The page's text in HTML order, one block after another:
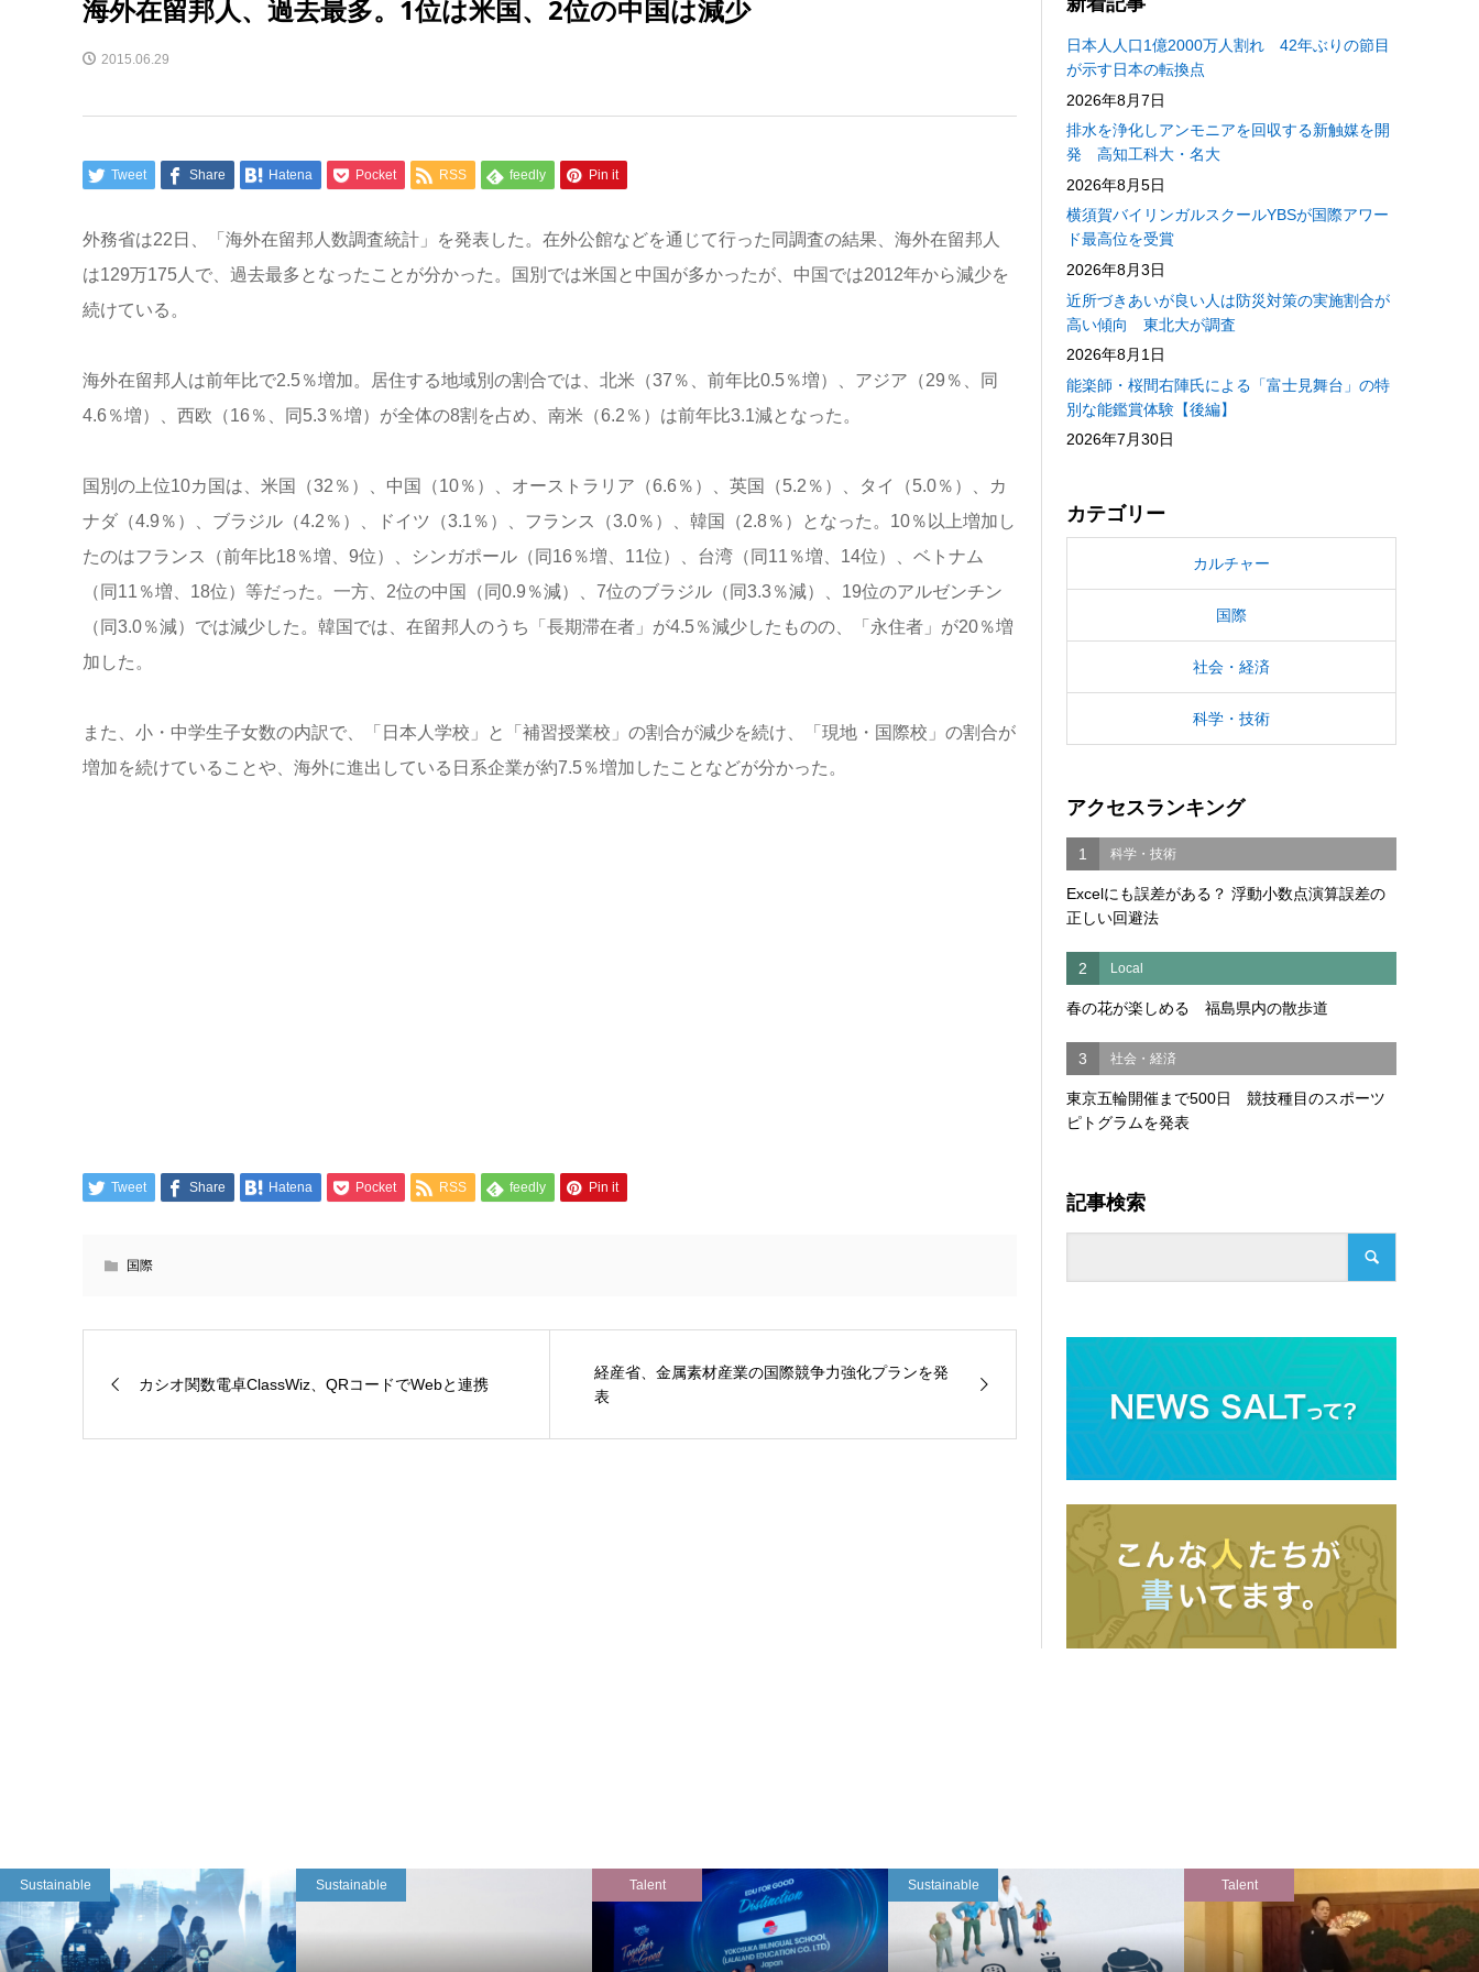
海外在留邦人、過去最多。1位は米国、2位の中国は減少
2015.06.29
Tweet Share Hatena Pocket RSS feedly Pin it
外務省は22日、「海外在留邦人数調査統計」を発表した。在外公館などを通じて行った同調査の結果、海外在留邦人
は129万175人で、過去最多となったことが分かった。国別では米国と中国が多かったが、中国では2012年から減少を
続けている。
海外在留邦人は前年比で2.5％増加。居住する地域別の割合では、北米（37％、前年比0.5％増）、アジア（29％、同
4.6％増）、西欧（16％、同5.3％増）が全体の8割を占め、南米（6.2％）は前年比3.1減となった。
国別の上位10カ国は、米国（32％）、中国（10％）、オーストラリア（6.6％）、英国（5.2％）、タイ（5.0％）、カ
ナダ（4.9％）、ブラジル（4.2％）、ドイツ（3.1％）、フランス（3.0％）、韓国（2.8％）となった。10％以上増加し
たのはフランス（前年比18％増、9位）、シンガポール（同16％増、11位）、台湾（同11％増、14位）、ベトナム
（同11％増、18位）等だった。一方、2位の中国（同0.9％減）、7位のブラジル（同3.3％減）、19位のアルゼンチン
（同3.0％減）では減少した。韓国では、在留邦人のうち「長期滞在者」が4.5％減少したものの、「永住者」が20％増
加した。
また、小・中学生子女数の内訳で、「日本人学校」と「補習授業校」の割合が減少を続け、「現地・国際校」の割合が
増加を続けていることや、海外に進出している日系企業が約7.5％増加したことなどが分かった。
Tweet Share Hatena Pocket RSS feedly Pin it
国際
カシオ関数電卓ClassWiz、QRコードでWebと連携
経産省、金属素材産業の国際競争力強化プランを発
表
日本人人口1億2000万人割れ 42年ぶりの節目
が示す日本の転換点
2026年8月7日
排水を浄化しアンモニアを回収する新触媒を開
発 高知工科大・名大
2026年8月5日
横須賀バイリンガルスクールYBSが国際アワー
ド最高位を受賞
2026年8月3日
近所づきあいが良い人は防災対策の実施割合が
高い傾向 東北大が調査
2026年8月1日
能楽師・桜間右陣氏による「富士見舞台」の特
別な能鑑賞体験【後編】
2026年7月30日
カテゴリー
カルチャー
国際
社会・経済
科学・技術
アクセスランキング
1 科学・技術
Excelにも誤差がある？ 浮動小数点演算誤差の
正しい回避法
2 Local
春の花が楽しめる 福島県内の散歩道
3 社会・経済
東京五輪開催まで500日 競技種目のスポーツ
ピトグラムを発表
記事検索
Sustainable Sustainable Talent Sustainable Talent